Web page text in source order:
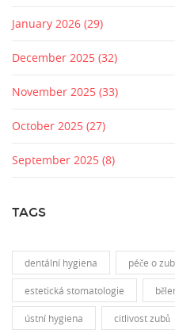
January 2026 (29)
December 2025 (32)
November 2025 (33)
October 2025 (27)
September 2025 (8)
TAGS
dentální hygiena péče o
estetická stomatologie
ústní hygiena citlivost zubů